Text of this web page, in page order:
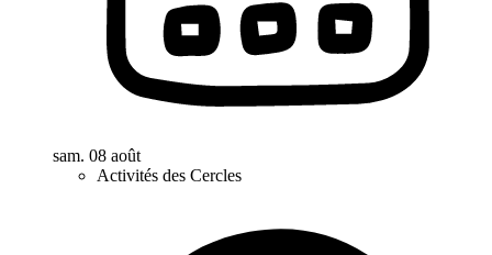
sam. 08 août
Activités des Cercles